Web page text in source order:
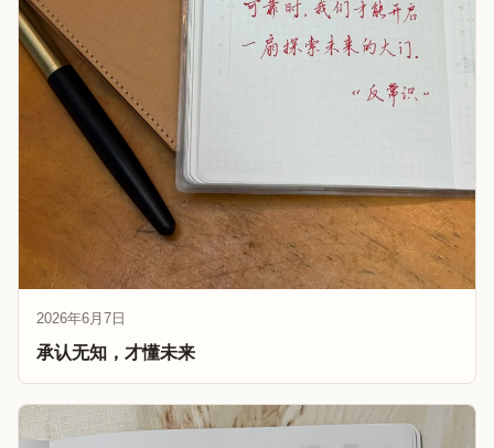
2026年6月7日
承认无知，才懂未来